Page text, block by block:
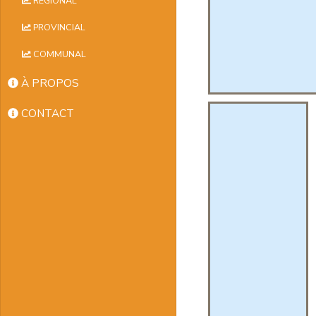
PROVINCIAL
COMMUNAL
À PROPOS
CONTACT